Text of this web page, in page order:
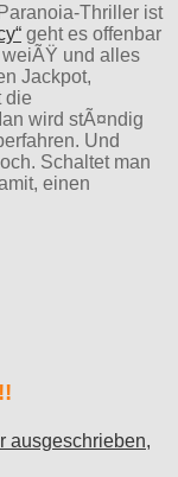
Thriller ist
geht es offenbar
und alles
Jackpot,
die
wird stÃ¤ndig
Und
Schaltet man
einen
ausgeschrieben,